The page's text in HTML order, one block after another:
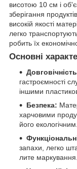
висотою 10 см і
зберігання
високій якості
легко
робить їх
Основні
гастроємності
іншими
Безпека:
харчовими
його екологічним.
запахи, легко
лите маркування.